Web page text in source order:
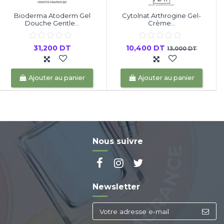
Bioderma Atoderm Gel
Douche Gentle...
31,200 DT
Ajouter au panier
Cytolnat Arthrogine Gel-
Crème...
10,400 DT 13,000 DT
Ajouter au panier
Nous suivre
Newsletter